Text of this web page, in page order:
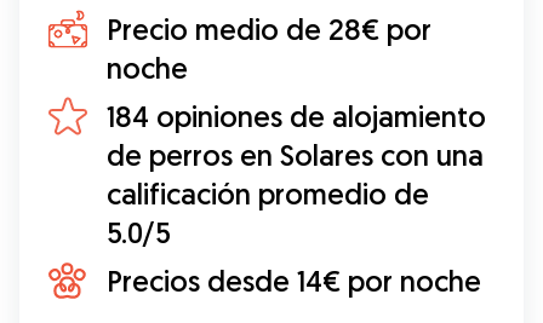
Precio medio de 28€ por
noche
184 opiniones de alojamiento
de perros en Solares con una
calificación promedio de
5.0/5
Precios desde 14€ por noche